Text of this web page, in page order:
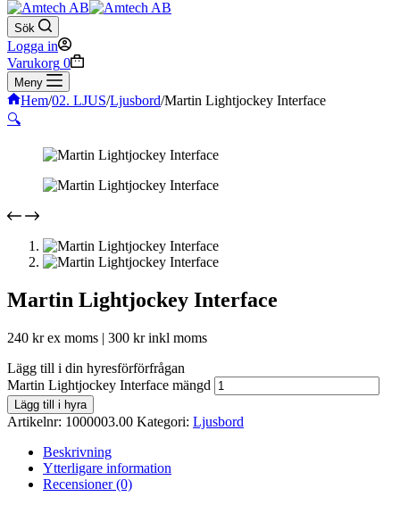
Sök
Logga in
Varukorg 0
Meny
Hem/02. LJUS/Ljusbord/Martin Lightjockey Interface
🔍
Martin Lightjockey Interface
240 krex moms | 300 krinkl moms
Lägg till i din hyresförförfrågan
Martin Lightjockey Interface mängd
Lägg till i hyra
Artikelnr: 1000003.00 Kategori: Ljusbord
Beskrivning
Ytterligare information
Recensioner (0)